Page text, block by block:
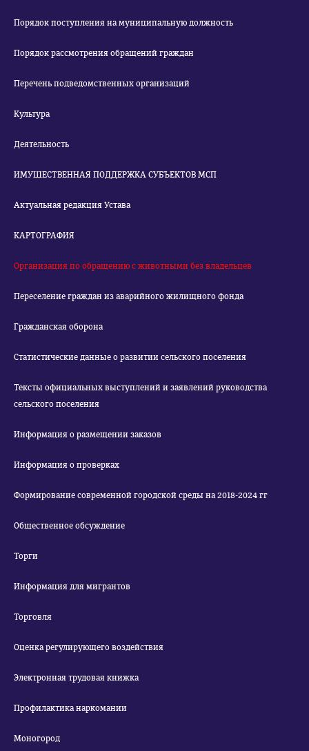
Порядок поступления на муниципальную должность
Порядок рассмотрения обращений граждан
Перечень подведомственных организаций
Культура
Деятельность
ИМУЩЕСТВЕННАЯ ПОДДЕРЖКА СУБЪЕКТОВ МСП
Актуальная редакция Устава
КАРТОГРАФИЯ
Организация по обращению с животными без владельцев
Переселение граждан из аварийного жилищного фонда
Гражданская оборона
Статистические данные о развитии сельского поселения
Тексты официальных выступлений и заявлений руководства
сельского поселения
Информация о размещении заказов
Информация о проверках
Формирование современной городской среды на 2018-2024 гг
Общественное обсуждение
Торги
Информация для мигрантов
Торговля
Оценка регулирующего воздействия
Электронная трудовая книжка
Профилактика наркомании
Моногород